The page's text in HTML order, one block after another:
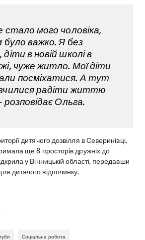
стало мого чоловіка,
було важко. Я без
в новій школі в
чуже житло. Мої діти
посміхатися. А тут
радіти життю
розповідає Ольга.
дитячого дозвілля в Северинівці,
ще 8 просторів дружніх до
у Вінницькій області, передавши
дитячого відпочинку.
Соціальна робота